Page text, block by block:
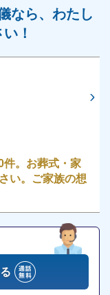
の直葬・火葬
、直葬・火葬式
い、最小限のシ
の負担を最小限
い方におすすめ
】の詳細情報
なら、わたし
！
件。お葬式・家
い。ご家族の想